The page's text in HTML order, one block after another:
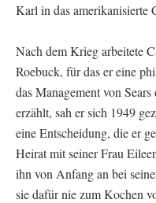
Karl in das amerikanisierte
Nach dem Krieg arbeitete
Roebuck, für das er eine
das Management von
erzählt, sah er sich 1949
eine Entscheidung, die er
Heirat mit seiner Frau
ihn von Anfang an bei
sie dafür nie zum Kochen